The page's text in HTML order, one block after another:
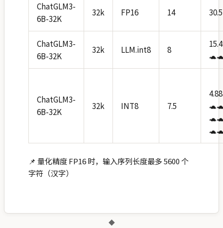
ChatGLM3-
6B-32K
32k FP16 14
ChatGLM3-
6B-32K
32k LLM.int8 8
ChatGLM3-
6B-32K
32k INT8 7.5
4.88
📌 量化精度 FP16 时，输入序列长度最多 5600 个
字符（汉字）
◆